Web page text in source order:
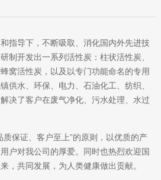
指导下，不断吸取、消化国内外先进技
制开发出一系列活性炭：柱状活性炭、
窝活性炭，以及以专门功能命名的专用
供水、环保、电力、石油化工、纺织、
决了客户在废气净化、污水处理、水过
保证、客户至上”的原则，以优质的产
户对我公司的厚爱。同时也热烈欢迎国
，共同发展，为人类健康做出贡献。